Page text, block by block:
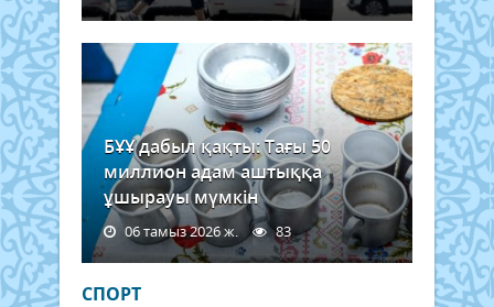
БҰҰ дабыл қақты: Тағы 50
миллион адам аштыққа
ұшырауы мүмкін
06 тамыз 2026 ж. 83
СПОРТ